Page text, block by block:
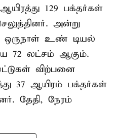
129 பக்தர்கள்
அன்று
ஒருநாள் உண் டியல்
72 லட்சம் ஆகும்.
விற்பனை
37 ஆயிரம் பக்தர்கள்
தேதி, நேரம்